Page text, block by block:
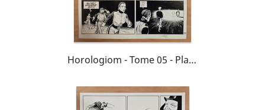
Horologiom - Tome 05 - Planche 32